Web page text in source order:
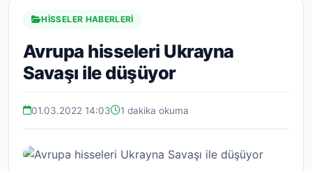
HISSELER HABERLERI
Avrupa hisseleri Ukrayna
Savaşı ile düşüyor
01.03.2022 14:03 1 dakika okuma